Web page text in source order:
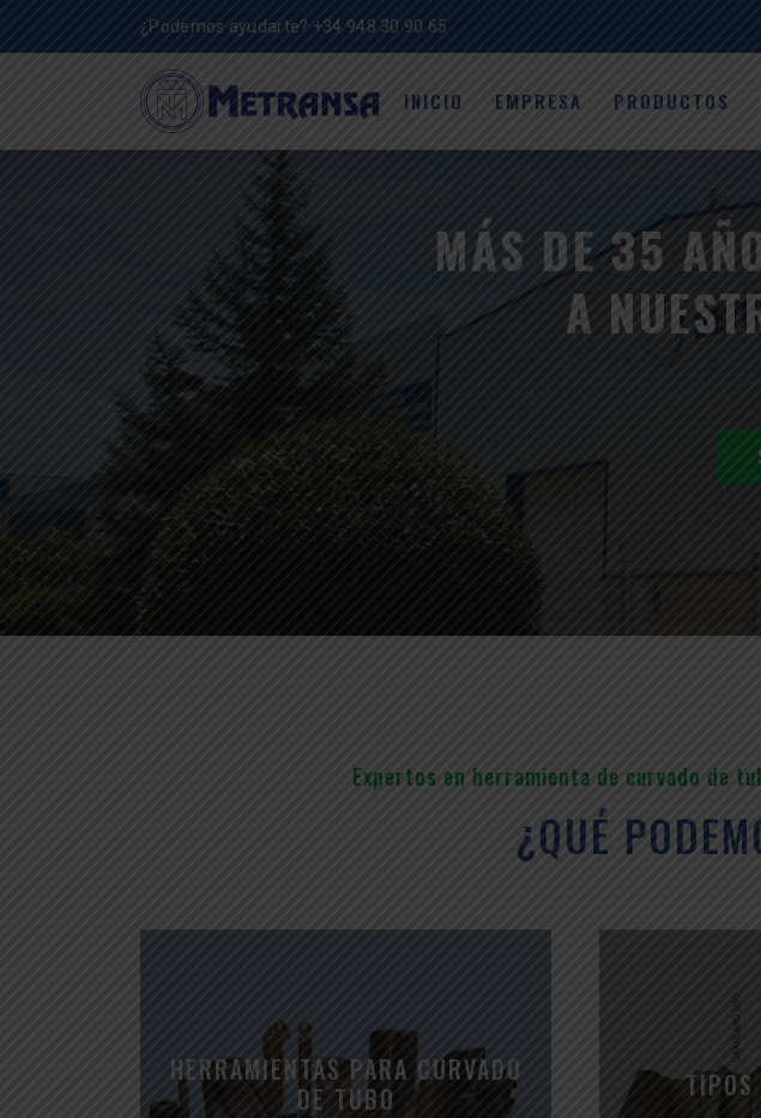
¿Podemos ayudarte? +34 948 30 90 65
INICIO EMPRESA PRODUCTOS
MÁS DE 35
A
Expertos en herramienta de curvado de
¿QUÉ
HERRAMIENTAS PARA CURVADO
DE TUBO
TIPOS